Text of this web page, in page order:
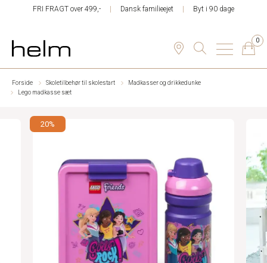
FRI FRAGT over 499,- Dansk familieejet Byt i 90 dage
0
Forside Skoletilbehør til skolestart
Madkasser og drikkedunke
Lego madkasse sæt
20%